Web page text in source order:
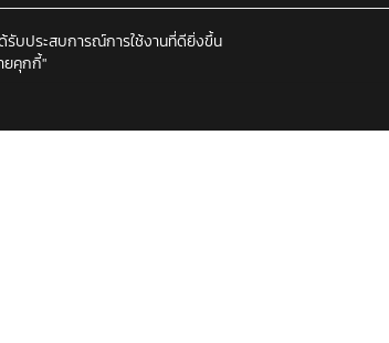
ด้รับประสบการณ์การใช้งานที่ดียิ่งขึ้น
ยคุกกี้"